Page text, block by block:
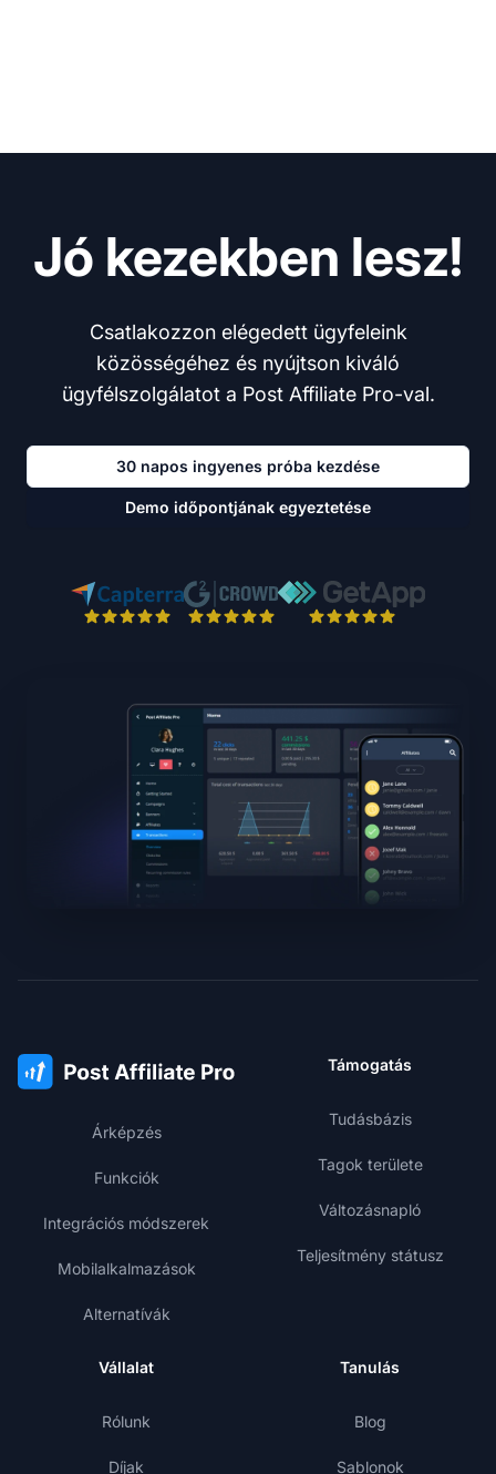
Jó kezekben lesz!
Csatlakozzon elégedett ügyfeleink
közösségéhez és nyújtson kiváló
ügyfélszolgálatot a Post Affiliate Pro-val.
30 napos ingyenes próba kezdése
Demo időpontjának egyeztetése
Árképzés
Funkciók
Integrációs módszerek
Mobilalkalmazások
Alternatívák
Támogatás
Tudásbázis
Tagok területe
Változásnapló
Teljesítmény státusz
Vállalat
Rólunk
Díjak
Tanulás
Blog
Sablonok